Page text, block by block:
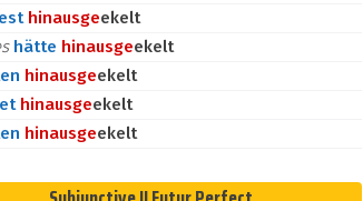
hinausgeekelt
hätte hinausgeekelt
hinausgeekelt
hinausgeekelt
hinausgeekelt